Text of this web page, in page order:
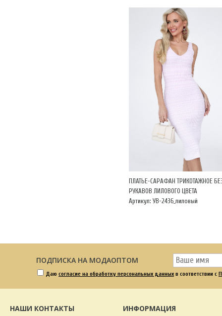
ПЛАТЬЕ-САРАФАН ТРИКОТАЖНОЕ
РУКАВОВ ЛИЛОВОГО ЦВЕТА
Артикул: УВ-2436_лиловый
ПОДПИСКА НА МОДАОПТОМ
Даю согласие на обработку персональных данных в соответствии с
НАШИ КОНТАКТЫ ИНФОРМАЦИЯ